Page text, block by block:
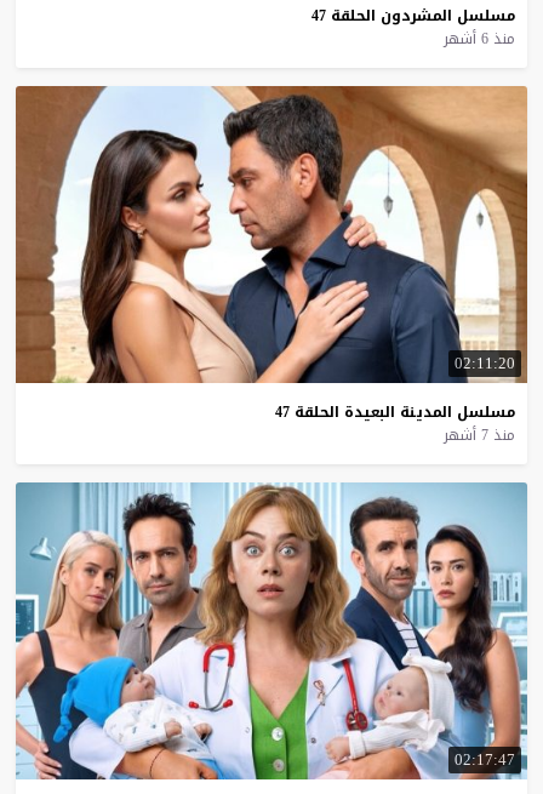
مسلسل المشردون الحلقة 47
منذ 6 أشهر
02:11:20
مسلسل المدينة البعيدة الحلقة 47
منذ 7 أشهر
02:17:47